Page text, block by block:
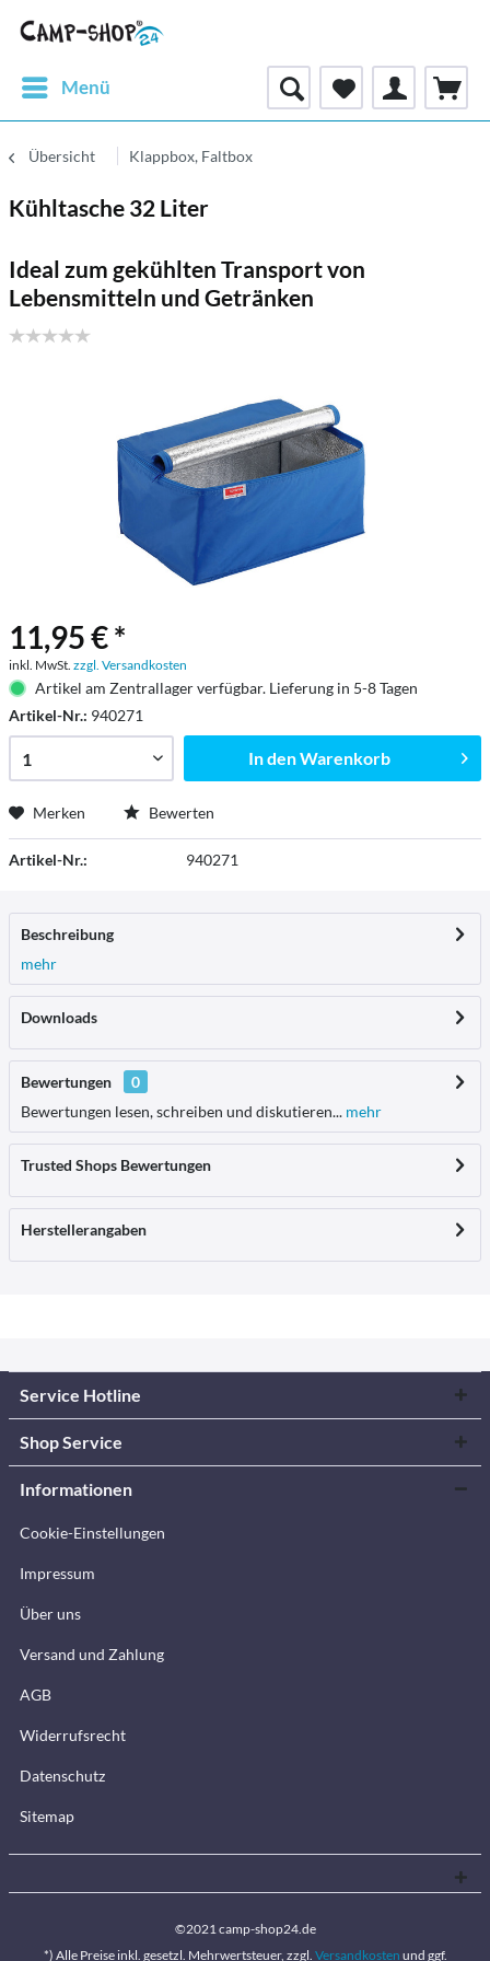
Menü
Übersicht Klappbox, Faltbox
Kühltasche 32 Liter
Ideal zum gekühlten Transport von
Lebensmitteln und Getränken
11,95 € *
inkl. MwSt. zzgl. Versandkosten
Artikel am Zentrallager verfügbar. Lieferung in 5-8 Tagen
Artikel-Nr.: 940271
In denWarenkorb
Merken Bewerten
Artikel-Nr.: 940271
Beschreibung
mehr
Downloads
Bewertungen
0
Bewertungen lesen, schreiben und diskutieren... mehr
Trusted Shops Bewertungen
Herstellerangaben
Service Hotline
Shop Service
Informationen
Cookie-Einstellungen
Impressum
Über uns
Versand und Zahlung
AGB
Widerrufsrecht
Datenschutz
Sitemap
©2021 camp-shop24.de
*) Alle Preise inkl. gesetzl. Mehrwertsteuer, zzgl. Versandkosten und ggf.